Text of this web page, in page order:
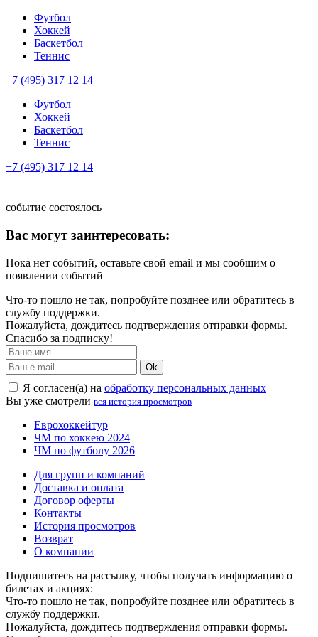
Футбол
Хоккей
Баскетбол
Теннис
+7 (495) 317 12 14
Футбол
Хоккей
Баскетбол
Теннис
+7 (495) 317 12 14
событие состоялось
Вас могут заинтересовать:
Пока нет событий, оставьте свой email и мы сообщим о
появлении событий
Что-то пошло не так, попробуйте позднее или обратитесь в
службу поддержки.
Пожалуйста, дождитесь подтверждения отправки формы.
Спасибо за подписку!
Ok
Я согласен(а) на обработку персональных данных
Вы уже смотрели вся история просмотров
Еврохоккейтур
ЧМ по хоккею 2024
ЧМ по футболу 2026
Для групп и компаний
Доставка и оплата
Договор оферты
Контакты
История просмотров
Возврат
О компании
Подпишитесь на рассылку, чтобы получать информацию о
билетах и акциях:
Что-то пошло не так, попробуйте позднее или обратитесь в
службу поддержки.
Пожалуйста, дождитесь подтверждения отправки формы.